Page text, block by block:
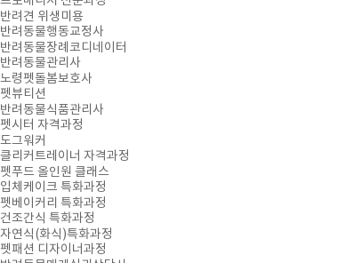
반려견 위생미용
반려동물행동교정사
반려동물장례코디네이터
반려동물관리사
노령펫돌봄보호사
펫뷰티션
반려동물식품관리사
펫시터 자격과정
도그워커
클리커트레이너 자격과정
펫푸드 올인원 클래스
입체케이크 특화과정
펫베이커리 특화과정
건조간식 특화과정
자연식(화식)특화과정
펫패션 디자이너과정